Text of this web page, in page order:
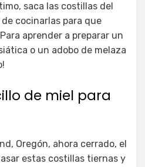
saca las costillas del
cocinarlas para que
aprender a preparar un
o un adobo de melaza
de miel para
Oregón, ahora cerrado, el
estas costillas tiernas y